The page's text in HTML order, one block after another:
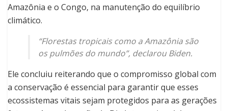
Amazônia e o Congo, na manutenção do equilíbrio
climático.
“Florestas tropicais como a Amazônia são
os pulmões do mundo”, declarou Biden.
Ele concluiu reiterando que o compromisso global com
a conservação é essencial para garantir que esses
ecossistemas vitais sejam protegidos para as gerações